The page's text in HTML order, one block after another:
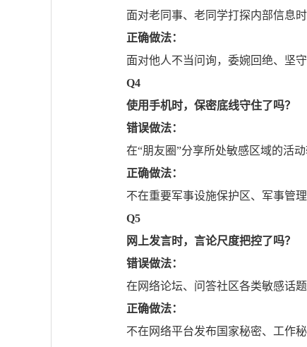
面对老同事、老同学打探内部信息
正确做法：
面对他人不当问询，委婉回绝、坚
Q4
使用手机时，保密底线守住了吗？
错误做法：
在“朋友圈”分享所处敏感区域的活
正确做法：
不在重要军事设施保护区、军事管
Q5
网上发言时，言论尺度把控了吗？
错误做法：
在网络论坛、问答社区各类敏感话
正确做法：
不在网络平台发布国家秘密、工作